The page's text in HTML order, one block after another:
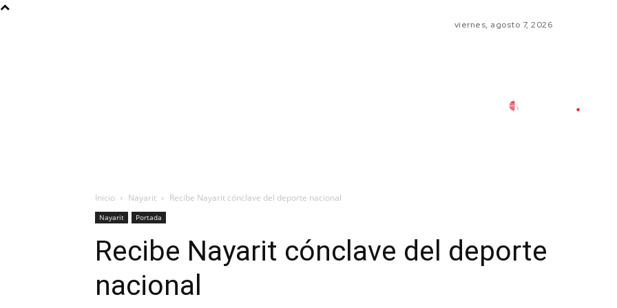
viernes, agosto 7, 2026
Inicio Nayarit Recibe Nayarit cónclave del deporte nacional
Nayarit Portada
Recibe Nayarit cónclave del deporte
nacional